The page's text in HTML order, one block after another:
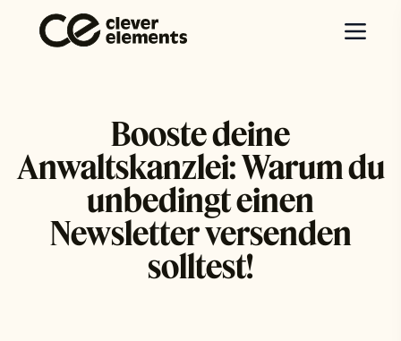
Booste deine
Anwaltskanzlei: Warum du
unbedingt einen
Newsletter versenden
solltest!